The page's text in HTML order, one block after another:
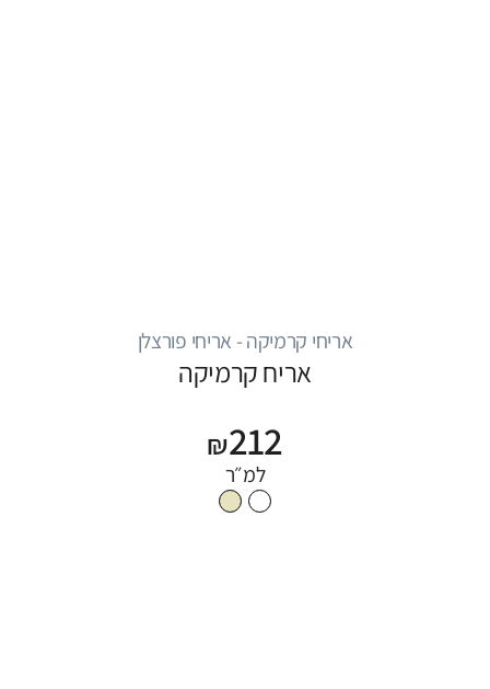
אריחי קרמיקה - אריחי פורצלן
אריח קרמיקה
₪212
למ״ר